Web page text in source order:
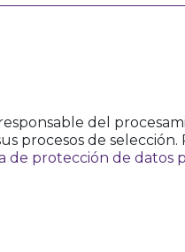
del
procesos de selección.
de protección de datos